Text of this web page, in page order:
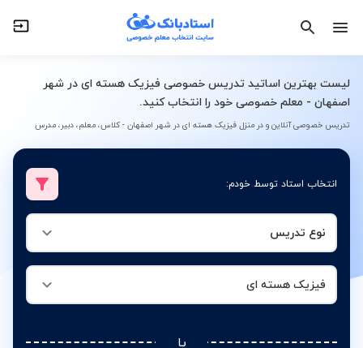
لیست بهترین اساتید تدریس خصوصی فیزیک هسته ای در شهر
اصفهان - معلم خصوصی خود را انتخاب کنید.
تدریس خصوصی آنلاین و در منزل فیزیک هسته ای در شهر اصفهان - کلاس، معلم، دبیر، مدرس
انتخاب استاد توسط خودم:
نوع تدریس
فیزیک هسته ای
یا
فیزیک هسته ای